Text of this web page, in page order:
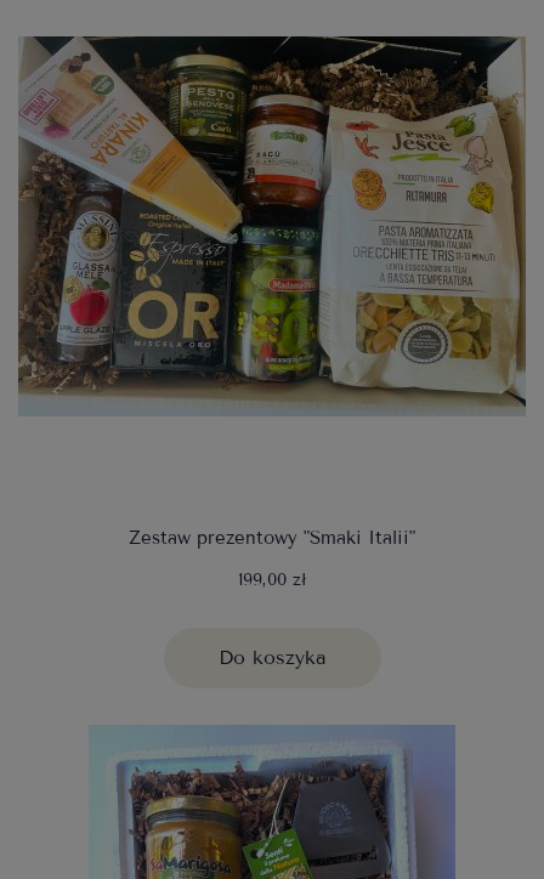
Zestaw prezentowy "Smaki Italii"
199,00 zł
Do koszyka